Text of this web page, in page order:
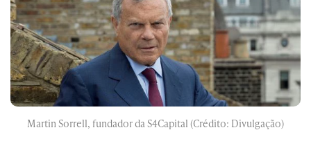
Martin Sorrell, fundador da S4Capital (Crédito: Divulgação)